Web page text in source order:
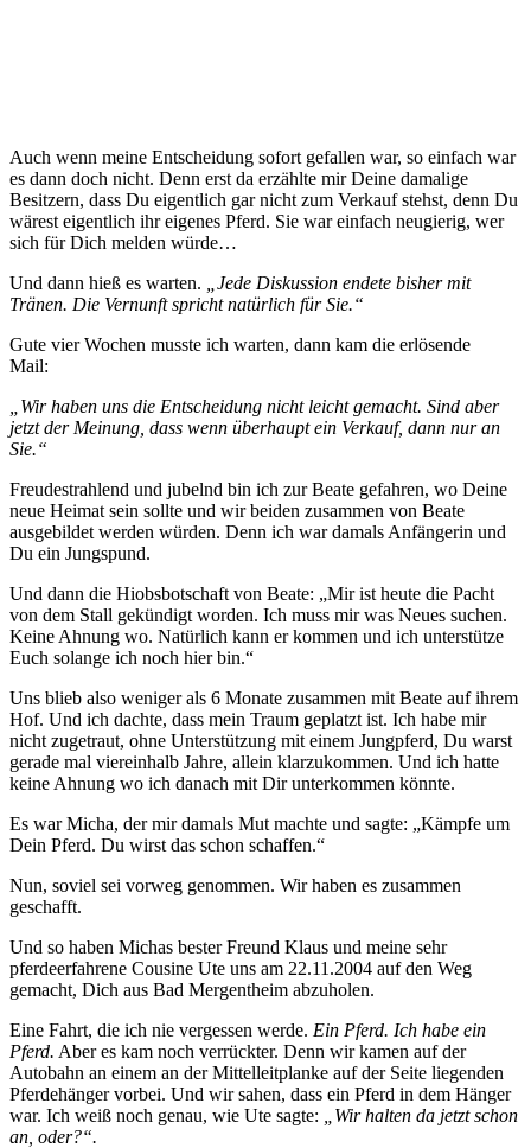
Auch wenn meine Entscheidung sofort gefallen war, so einfach war
es dann doch nicht. Denn erst da erzählte mir Deine damalige
Besitzern, dass Du eigentlich gar nicht zum Verkauf stehst, denn Du
wärest eigentlich ihr eigenes Pferd. Sie war einfach neugierig, wer
sich für Dich melden würde…
Und dann hieß es warten.
„Jede Diskussion endete bisher mit
Tränen. Die Vernunft spricht natürlich für Sie.“
Gute vier Wochen musste ich warten, dann kam die erlösende
Mail:
„Wir haben uns die Entscheidung nicht leicht gemacht. Sind aber
jetzt der Meinung, dass wenn überhaupt ein Verkauf, dann nur an
Sie.“
Freudestrahlend und jubelnd bin ich zur Beate gefahren, wo Deine
neue Heimat sein sollte und wir beiden zusammen von Beate
ausgebildet werden würden. Denn ich war damals Anfängerin und
Du ein Jungspund.
Und dann die Hiobsbotschaft von Beate: „Mir ist heute die Pacht
von dem Stall gekündigt worden. Ich muss mir was Neues suchen.
Keine Ahnung wo. Natürlich kann er kommen und ich unterstütze
Euch solange ich noch hier bin.“
Uns blieb also weniger als 6 Monate zusammen mit Beate auf ihrem
Hof. Und ich dachte, dass mein Traum geplatzt ist. Ich habe mir
nicht zugetraut, ohne Unterstützung mit einem Jungpferd, Du warst
gerade mal viereinhalb Jahre, allein klarzukommen. Und ich hatte
keine Ahnung wo ich danach mit Dir unterkommen könnte.
Es war Micha, der mir damals Mut machte und sagte: „Kämpfe um
Dein Pferd. Du wirst das schon schaffen.“
Nun, soviel sei vorweg genommen. Wir haben es zusammen
geschafft.
Und so haben Michas bester Freund Klaus und meine sehr
pferdeerfahrene Cousine Ute uns am 22.11.2004 auf den Weg
gemacht, Dich aus Bad Mergentheim abzuholen.
Eine Fahrt, die ich nie vergessen werde. Ein Pferd. Ich habe ein
Pferd. Aber es kam noch verrückter. Denn wir kamen auf der
Autobahn an einem an der Mittelleitplanke auf der Seite liegenden
Pferdehänger vorbei. Und wir sahen, dass ein Pferd in dem Hänger
war. Ich weiß noch genau, wie Ute sagte:
„Wir halten da jetzt schon
an, oder?“.